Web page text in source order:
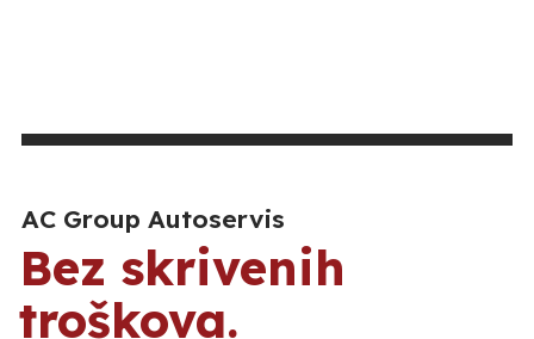
AC Group Autoservis
Bez skrivenih
troškova.